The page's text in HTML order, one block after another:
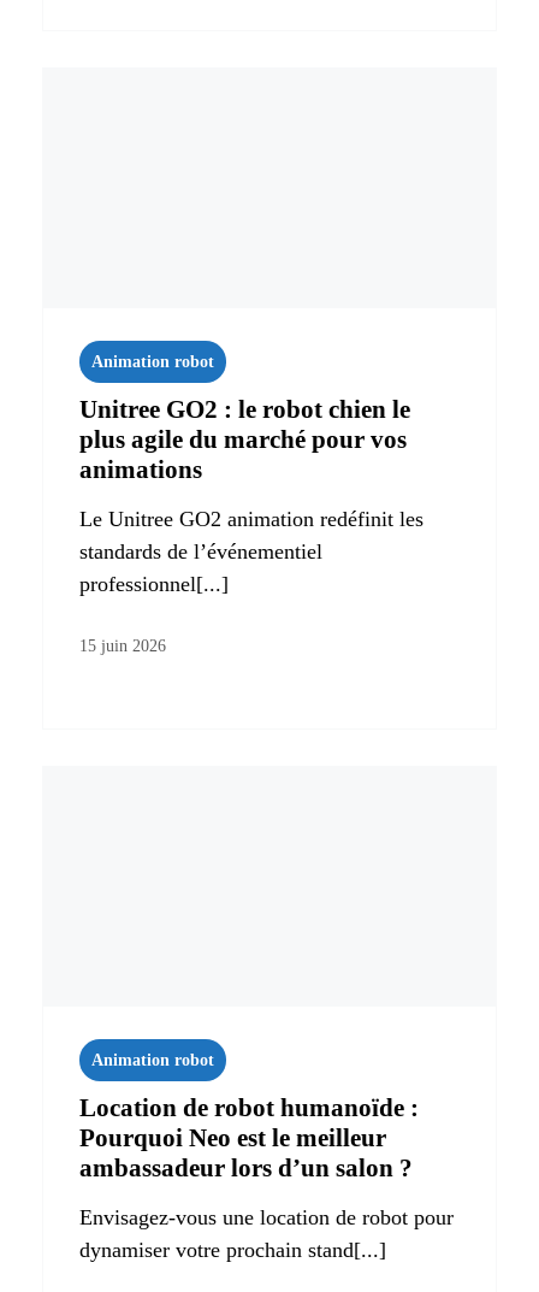
Animation robot
Unitree GO2 : le robot chien le
plus agile du marché pour vos
animations
Le Unitree GO2 animation redéfinit les
standards de l’événementiel
professionnel[...]
15 juin 2026
Animation robot
Location de robot humanoïde :
Pourquoi Neo est le meilleur
ambassadeur lors d’un salon ?
Envisagez-vous une location de robot pour
dynamiser votre prochain stand[...]